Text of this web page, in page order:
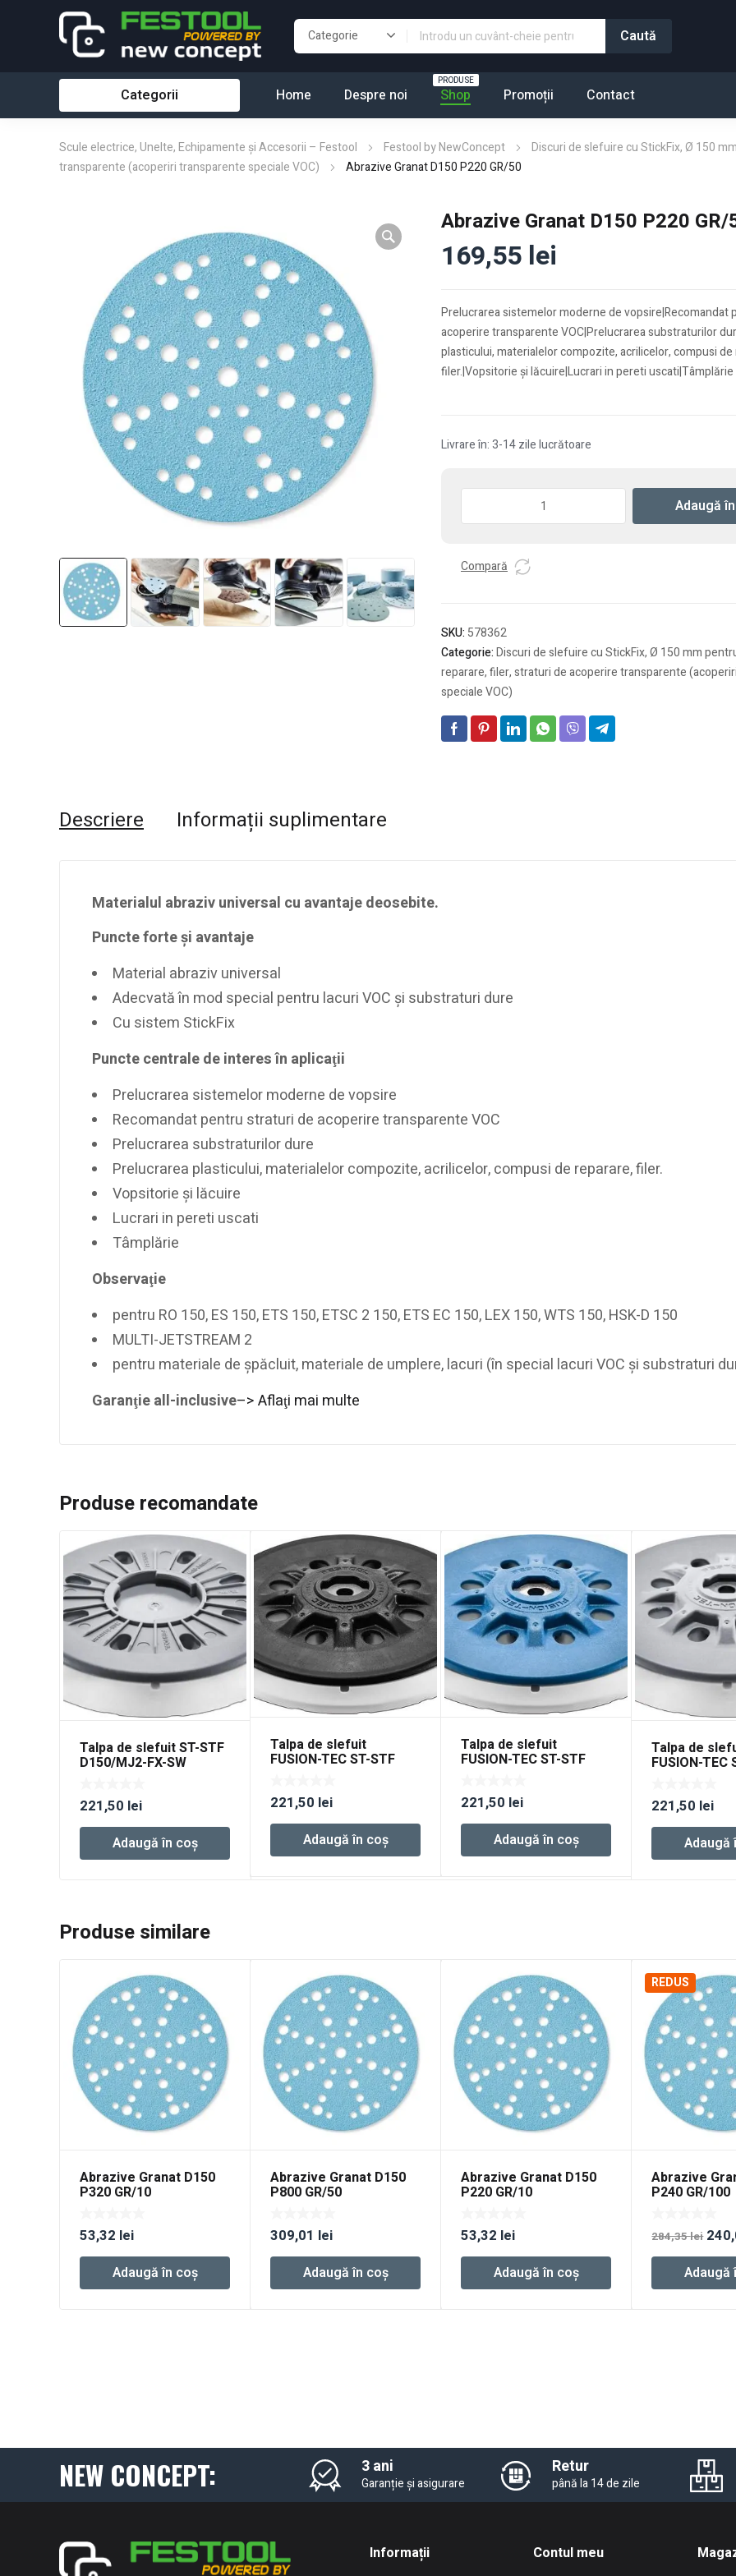
Categorii Home Despre noi Shop
PRODUSE
Promoții Contact
Scule electrice, Unelte, Echipamente și Accesorii – Festool Festool by NewConcept
Discuri de slefuire cu StickFix, Ø 150
transparente (acoperiri transparente speciale VOC)
Abrazive Granat D150 P220 GR/50
Abrazive Granat D150 P220 GR/
169,55 lei
Prelucrarea sistemelor moderne de vopsire|Recomandat
acoperire transparente VOC|Prelucrarea substraturilor
plasticului, materialelor compozite, acrilicelor, compusi de
filer.|Vopsitorie şi lăcuire|Lucrari in pereti uscati|Tâmplărie
Livrare în: 3-14 zile lucrătoare
P220
Adaugă
Compară
SKU: 578362
Categorie:Discuri de slefuire cu StickFix, Ø 150 mm
reparare, filer, straturi de acoperire transparente
speciale VOC)
Descriere Informații suplimentare
Materialul abraziv universal cu avantaje deosebite.
Puncte forte şi avantaje
Material abraziv universal
Adecvată în mod special pentru lacuri VOC şi substraturi dure
Cu sistem StickFix
Puncte centrale de interes în aplicaţii
Prelucrarea sistemelor moderne de vopsire
Recomandat pentru straturi de acoperire transparente VOC
Prelucrarea substraturilor dure
Prelucrarea plasticului, materialelor compozite, acrilicelor, compusi de reparare, filer.
Vopsitorie şi lăcuire
Lucrari in pereti uscati
Tâmplărie
Observaţie
pentru RO 150, ES 150, ETS 150, ETSC 2 150, ETS EC 150, LEX 150, WTS 150, HSK-D 150
MULTI-JETSTREAM 2
pentru materiale de şpăcluit, materiale de umplere, lacuri (în special lacuri VOC şi substraturi
Garanţie all-inclusive–> Aflaţi mai multe
Produse recomandate
Talpa de slefuit ST-STF
D150/MJ2-FX-SW
221,50 lei
Adaugă în coș
Talpa de slefuit
FUSION-TEC ST-STF
221,50 lei
Adaugă în coș
Talpa de slefuit
FUSION-TEC ST-STF
221,50 lei
Adaugă în coș
Talpa de
FUSION-TEC
221,50 lei
Adaugă
Produse similare
Abrazive Granat D150
P320 GR/10
53,32 lei
Adaugă în coș
Abrazive Granat D150
P800 GR/50
309,01 lei
Adaugă în coș
Abrazive Granat D150
P220 GR/10
53,32 lei
Adaugă în coș
REDUS
Abrazive
P240 GR/100
284,35lei
a
fost:
Adaugă
NEW CONCEPT: 3 ani
Garanție și asigurare
Retur
până la 14 de zile
Informații Contul meu